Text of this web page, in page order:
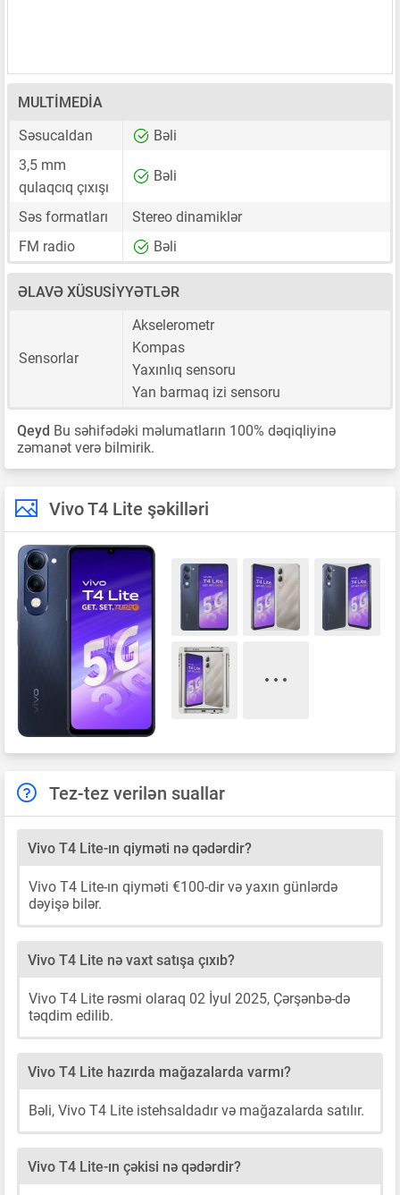
MULTIMEDIA
Səsucaldan
Bəli
3,5 mm
qulaqcıq çıxışı
Bəli
Səs formatları
Stereo dinamiklər
FM radio
Bəli
ƏLAVƏ XÜSUSIYYƏTLƏR
Sensorlar
Akselerometr
Kompas
Yaxınlıq sensoru
Yan barmaq izi sensoru
Qeyd Bu səhifədəki məlumatların 100% dəqiqliyinə
zəmanət verə bilmirik.
Vivo T4 Lite şəkilləri
Tez-tez verilən suallar
Vivo T4 Lite-ın qiyməti nə qədərdir?
Vivo T4 Lite-ın qiyməti €100-dir və yaxın günlərdə
dəyişə bilər.
Vivo T4 Lite nə vaxt satışa çıxıb?
Vivo T4 Lite rəsmi olaraq 02 İyul 2025, Çərşənbə-də
təqdim edilib.
Vivo T4 Lite hazırda mağazalarda varmı?
Bəli, Vivo T4 Lite istehsaldadır və mağazalarda satılır.
Vivo T4 Lite-ın çəkisi nə qədərdir?